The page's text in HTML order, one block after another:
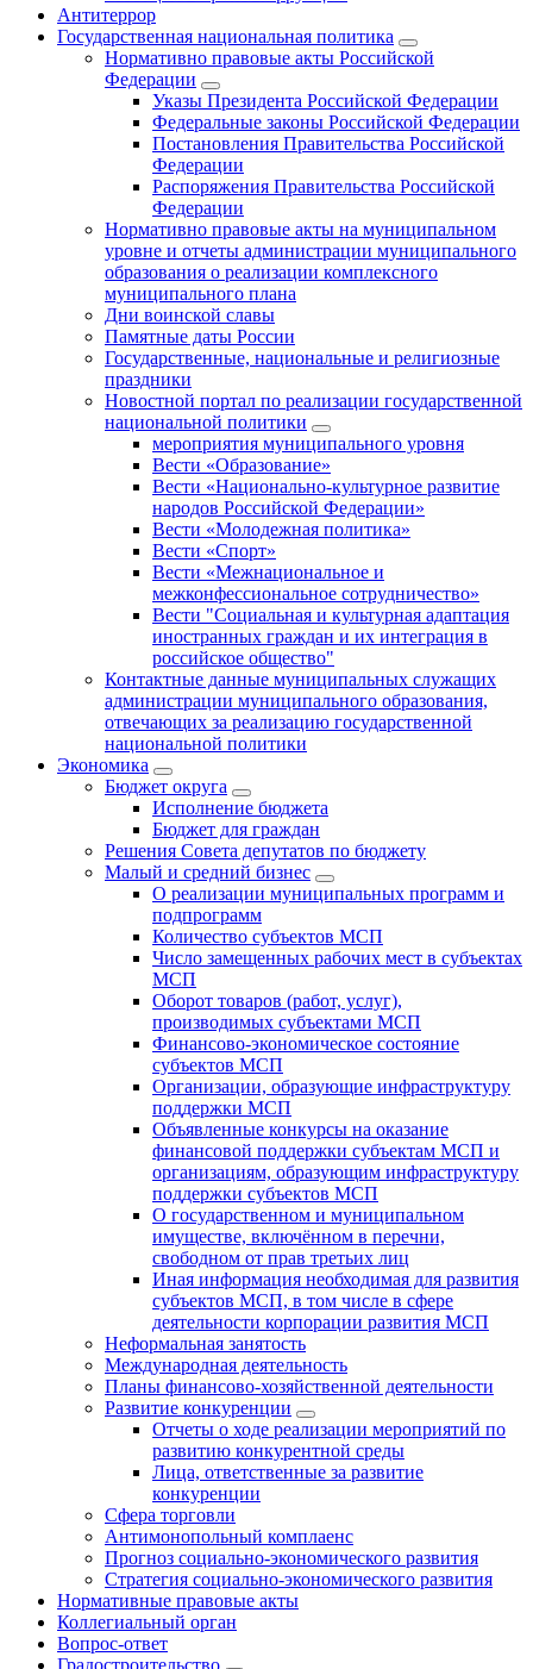
Антитеррор
Государственная национальная политика
Нормативно правовые акты Российской
Федерации
Указы Президента Российской Федерации
Федеральные законы Российской Федерации
Постановления Правительства Российской
Федерации
Распоряжения Правительства Российской
Федерации
Нормативно правовые акты на муниципальном
уровне и отчеты администрации муниципального
образования о реализации комплексного
муниципального плана
Дни воинской славы
Памятные даты России
Государственные, национальные и религиозные
праздники
Новостной портал по реализации государственной
национальной политики
мероприятия муниципального уровня
Вести «Образование»
Вести «Национально-культурное развитие
народов Российской Федерации»
Вести «Молодежная политика»
Вести «Спорт»
Вести «Межнациональное и
межконфессиональное сотрудничество»
Вести "Социальная и культурная адаптация
иностранных граждан и их интеграция в
российское общество"
Контактные данные муниципальных служащих
администрации муниципального образования,
отвечающих за реализацию государственной
национальной политики
Экономика
Бюджет округa
Исполнение бюджета
Бюджет для граждан
Решения Совета депутатов по бюджету
Малый и средний бизнес
О реализации муниципальных программ и
подпрограмм
Количество субъектов МСП
Число замещенных рабочих мест в субъектах
МСП
Оборот товаров (работ, услуг),
производимых субъектами МСП
Финансово-экономическое состояние
субъектов МСП
Организации, образующие инфраструктуру
поддержки МСП
Объявленные конкурсы на оказание
финансовой поддержки субъектам МСП и
организациям, образующим инфраструктуру
поддержки субъектов МСП
О государственном и муниципальном
имуществе, включённом в перечни,
свободном от прав третьих лиц
Иная информация необходимая для развития
субъектов МСП, в том числе в сфере
деятельности корпорации развития МСП
Неформальная занятость
Международная деятельность
Планы финансово-хозяйственной деятельности
Развитие конкуренции
Отчеты о ходе реализации мероприятий по
развитию конкурентной среды
Лица, ответственные за развитие
конкуренции
Сфера торговли
Антимонопольный комплаенс
Прогноз социально-экономического развития
Стратегия социально-экономического развития
Нормативные правовые акты
Коллегиальный орган
Вопрос-ответ